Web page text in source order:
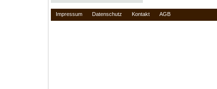
Impressum Datenschutz Kontakt AGB